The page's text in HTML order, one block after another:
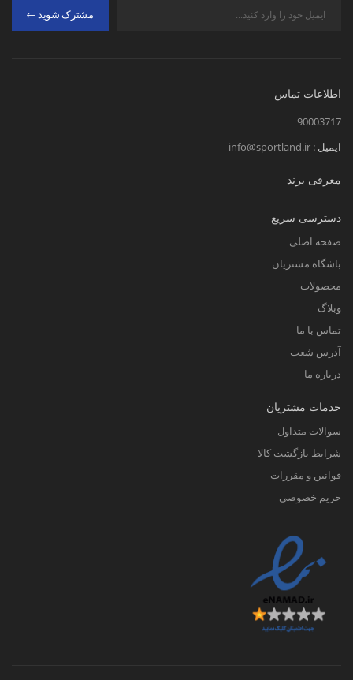
مشترک شوید
اطلاعات تماس
90003717
ایمیل : info@sportland.ir
معرفی برند
دسترسی سریع
صفحه اصلی
باشگاه مشتریان
محصولات
وبلاگ
تماس با ما
آدرس شعب
درباره ما
خدمات مشتریان
سوالات متداول
شرایط بازگشت کالا
قوانین و مقررات
حریم خصوصی